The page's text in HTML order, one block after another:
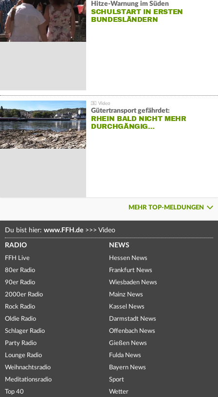
Hitze-Warnung im Süden
SCHULSTART IN ERSTEN
BUNDESLÄNDERN
Gütertransport gefährdet:
RHEIN BALD NICHT MEHR
DURCHGÄNGIG…
MEHR TOP-MELDUNGEN
Du bist hier: www.FFH.de >>> Video
RADIO
FFH Live
80er Radio
90er Radio
2000er Radio
Rock Radio
Oldie Radio
Schlager Radio
Party Radio
Lounge Radio
Weihnachtsradio
Meditationsradio
Top 40
NEWS
Hessen News
Frankfurt News
Wiesbaden News
Mainz News
Kassel News
Darmstadt News
Offenbach News
Gießen News
Fulda News
Bayern News
Sport
Wetter